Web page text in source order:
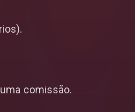
comissão.